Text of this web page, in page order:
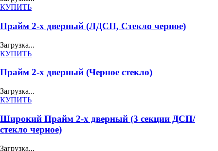
КУПИТЬ
Прайм 2-х дверный (ЛДСП, Стекло черное)
Загрузка...
КУПИТЬ
Прайм 2-х дверный (Черное стекло)
Загрузка...
КУПИТЬ
Широкий Прайм 2-х дверный (3 секции ДСП/
стекло черное)
Загрузка...